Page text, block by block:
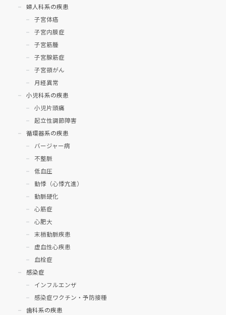
婦人科系の疾患
子宮体癌
子宮内膜症
子宮筋腫
子宮腺筋症
子宮頸がん
月経異常
小児科系の疾患
小児片頭痛
起立性調節障害
循環器系の疾患
バージャー病
不整脈
低血圧
動悸（心悸亢進）
動脈硬化
心筋症
心肥大
末梢動脈疾患
虚血性心疾患
血栓症
感染症
インフルエンザ
感染症ワクチン・予防接種
歯科系の疾患